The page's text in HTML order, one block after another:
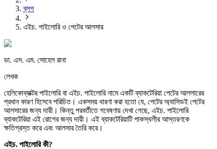
ব্লগ
এইচ. পাইলোরি ও পেটের আলসার
ডা. এস. এম. সোহেল রানা
লেখক
হেলিকোব্যাক্টর পাইলোরি বা এইচ. পাইলোরি নামে একটি ব্যাকটেরিয়া পেটের আলসারের
প্রধান কারণ হিসেবে পরিচিত। একসময় ধারণা করা হতো যে, পেটের অ্যাসিডই পেটের
আলসারের জন্য দায়ী। কিন্তু পরবর্তীতে গবেষণায় দেখা গেছে, এইচ. পাইলোরি
ব্যাকটেরিয়া এই রোগের জন্য দায়ী। এই ব্যাকটেরিয়াটি পাকস্থলীর আস্তরণকে
ক্ষতিগ্রস্ত করে এবং আলসার তৈরি করে।
এইচ. পাইলোরিকী?